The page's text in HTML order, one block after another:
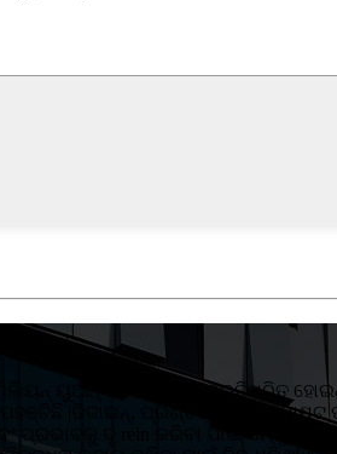
ୟୁଆନ୍ ବିନିଯୋଗରେ ପ୍ରତିଷ୍ଠିତ
|ଡିଜାଇନ୍, ପ୍ରିଣ୍ଟିଙ୍ଗ୍ ଠାରୁ ପୋଷ୍ଟ
ପ୍ରଭାବକୁ ଦୃ rein କରିବା ପାଇଁ ସମ୍ପୁର୍ଣ୍ଣ